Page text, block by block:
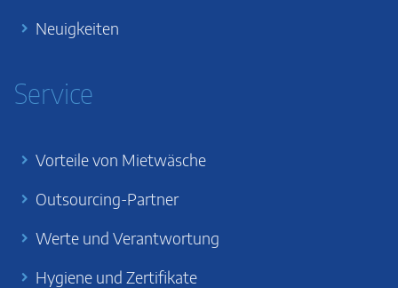
Neuigkeiten
Service
Vorteile von Mietwäsche
Outsourcing-Partner
Werte und Verantwortung
Hygiene und Zertifikate